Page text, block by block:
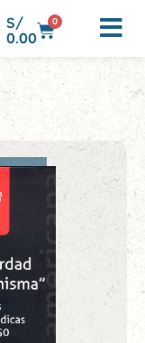
S/
0.00
0